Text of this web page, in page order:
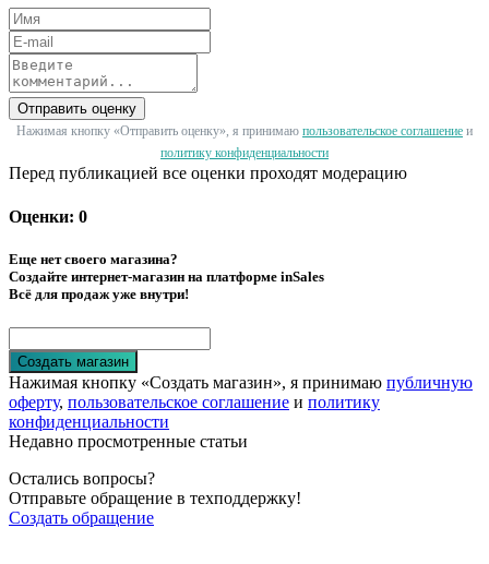
Отправить оценку
Нажимая кнопку «Отправить оценку», я принимаю пользовательское соглашение и
политику конфиденциальности
Перед публикацией все оценки проходят модерацию
Оценки: 0
Еще нет своего магазина?
Создайте интернет-магазин на платформе inSales
Всё для продаж уже внутри!
Создать магазин
Нажимая кнопку «Создать магазин», я принимаю публичную
оферту, пользовательское соглашение и политику
конфиденциальности
Недавно просмотренные статьи
Остались вопросы?
Отправьте обращение в техподдержку!
Создать обращение